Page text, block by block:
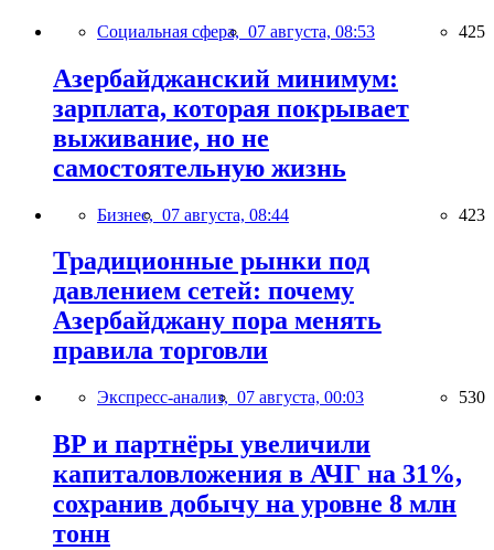
Социальная сфера, 07 августа, 08:53 425
Азербайджанский минимум:
зарплата, которая покрывает
выживание, но не
самостоятельную жизнь
Бизнес, 07 августа, 08:44 423
Традиционные рынки под
давлением сетей: почему
Азербайджану пора менять
правила торговли
Экспресс-анализ, 07 августа, 00:03 530
BP и партнёры увеличили
капиталовложения в АЧГ на 31%,
сохранив добычу на уровне 8 млн
тонн